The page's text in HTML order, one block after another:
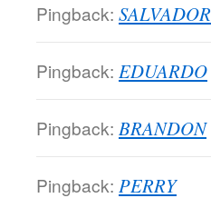
Pingback: SALVADOR
Pingback: EDUARDO
Pingback: BRANDON
Pingback: PERRY